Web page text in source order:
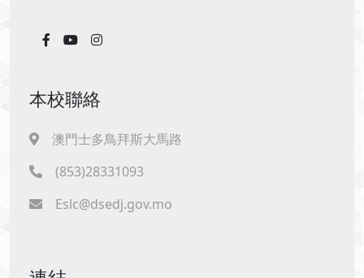
本校聯絡
澳門士多鳥拜斯大馬路
(853)28331093
Eslc@dsedj.gov.mo